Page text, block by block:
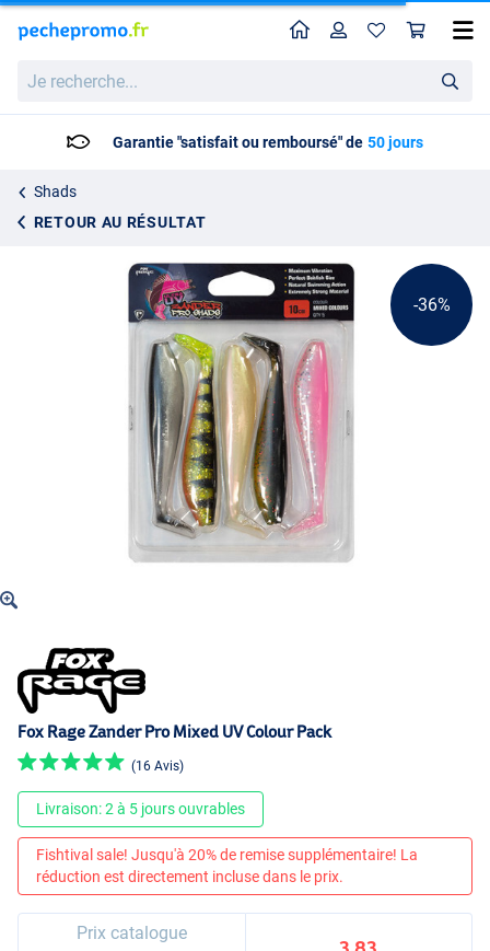
recherche...
HomeProfil
Garantie "satisfait ou remboursé" de 50 jours
Shads
RETOUR AU RÉSULTAT
Fox Rage Zander Pro Mixed UV Colour Pack
-36%
Fox Rage Zander Pro Mixed UV Colour Pack
(16 Avis)
Livraison: 2 à 5 jours ouvrables
Fishtival sale! Jusqu'à 20% de remise supplémentaire! La
réduction est directement incluse dans le prix.
Prix catalogue